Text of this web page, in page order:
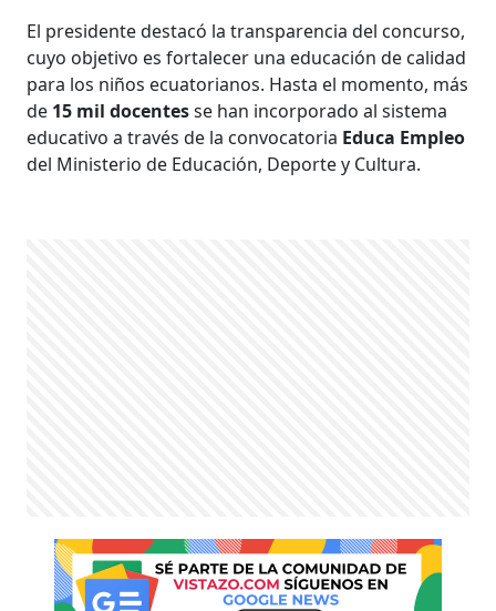
El presidente destacó la transparencia del concurso,
cuyo objetivo es fortalecer una educación de calidad
para los niños ecuatorianos. Hasta el momento, más
de 15 mil docentesse han incorporado al sistema
educativo a través de la convocatoria Educa Empleo
del Ministerio de Educación, Deporte y Cultura.